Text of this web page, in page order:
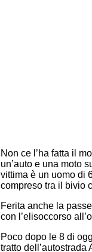
Non ce l’ha fatta il
un’auto e una moto
vittima è un uomo di
compreso tra il bivio
Ferita anche la
con l’elisoccorso
Poco dopo le 8 di
tratto dell’autostrada